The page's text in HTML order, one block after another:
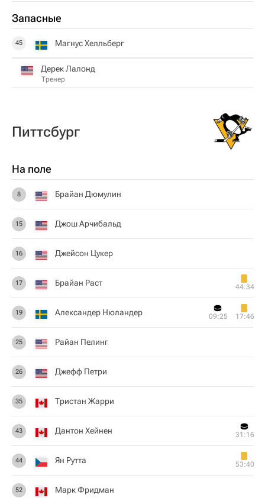
Запасные
45 Магнус Хелльберг
Дерек Лалонд
Тренер
Питтсбург
На поле
8 Брайан Дюмулин
15 Джош Арчибальд
16 Джейсон Цукер
17 Брайан Раст 44:34
19 Александер Нюландер 09:25 17:46
25 Райан Пелинг
26 Джефф Петри
35 Тристан Жарри
43 Дантон Хейнен 31:16
44 Ян Рутта 53:40
52 Марк Фридман